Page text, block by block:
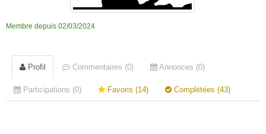
Membre depuis 02/03/2024
Profil Commentaires (0) Annonces (0)
Participations (0) Favoris (14) Complétées (43)